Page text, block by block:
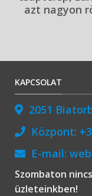
azt nagyon
KAPCSOLAT
2051
Központ:
E-mail:
Szombaton
üzleteinkben!